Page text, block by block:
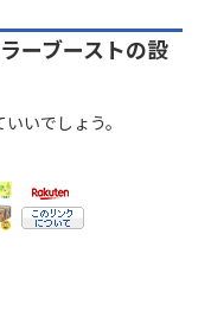
ーブーストの設
いでしょう。